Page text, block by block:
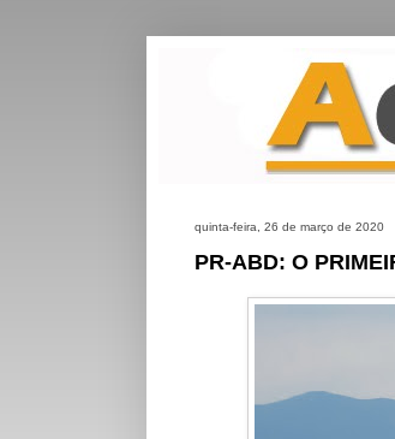
quinta-feira, 26 de março de 2020
PR-ABD: O